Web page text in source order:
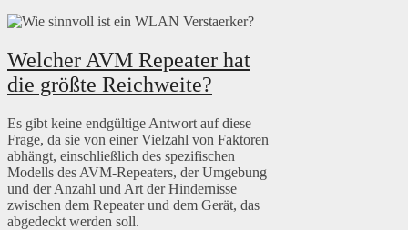
Welcher AVM Repeater hat
die größte Reichweite?
Es gibt keine endgültige Antwort auf diese
Frage, da sie von einer Vielzahl von Faktoren
abhängt, einschließlich des spezifischen
Modells des AVM-Repeaters, der Umgebung
und der Anzahl und Art der Hindernisse
zwischen dem Repeater und dem Gerät, das
abgedeckt werden soll.